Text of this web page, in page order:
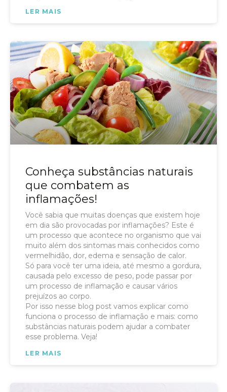
LER MAIS
Conheça substâncias naturais
que combatem as
inflamações!
Você sabia que muitas doenças que existem hoje
em dia são provocadas por inflamações? Este é
um processo que acontece no organismo que vai
muito além dos sintomas mais conhecidos como
vermelhidão, dor, edema e sensação de calor.
Só para você ter uma ideia, até mesmo a gordura,
causada pelo excesso de peso, pode passar por
um processo de inflamação e causar vários
prejuízos ao corpo.
Por isso nesse blog post vamos explicar como
funciona o processo de inflamação e mais: como
substâncias naturais podem ajudar a combater
esse problema. Veja!
LER MAIS